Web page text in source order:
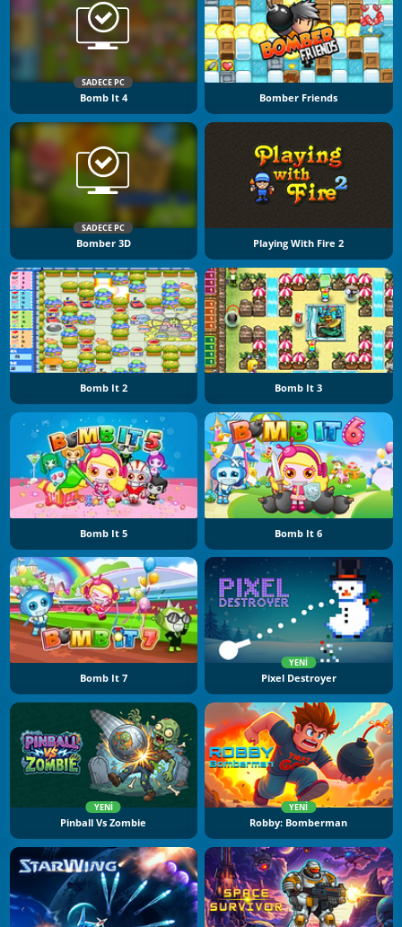
SADECE PC
Bomb It 4 Bomber Friends
SADECE PC
Bomber 3D Playing With Fire 2
Bomb It 2 Bomb It 3
Bomb It 5 Bomb It 6
Bomb It 7
YENI
Pixel Destroyer
YENI
Pinball Vs Zombie
YENI
Robby: Bomberman